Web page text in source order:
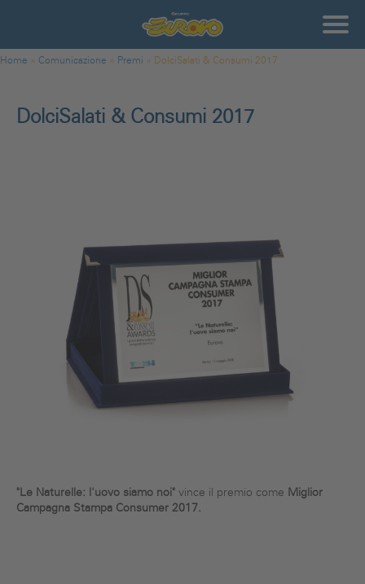
Tu sei qui
Home » Comunicazione » Premi » DolciSalati & Consumi 2017
DolciSalati & Consumi 2017
"Le Naturelle: l'uovo siamo noi" vince il premio come Miglior
Campagna Stampa Consumer 2017.